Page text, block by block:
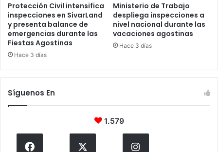
Protección Civil intensifica
inspecciones en SivarLand
y presenta balance de
emergencias durante las
Fiestas Agostinas
Hace 3 días
Ministerio de Trabajo
despliega inspecciones a
nivel nacional durante las
vacaciones agostinas
Hace 3 días
Síguenos En
1.579